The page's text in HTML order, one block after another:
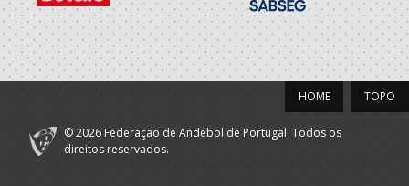
TOPO
HOME
© 2026 Federação de Andebol de Portugal. Todos os
direitos reservados.